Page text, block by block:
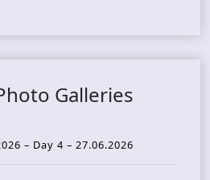
Galleries
– Day 4 – 27.06.2026